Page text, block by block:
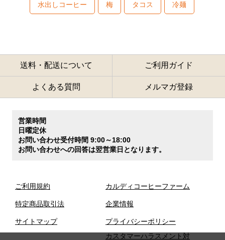
水出しコーヒー 梅 タコス 冷麺
送料・配送について ご利用ガイド
よくある質問 メルマガ登録
営業時間
日曜定休
お問い合わせ受付時間 9:00～18:00
お問い合わせへの回答は翌営業日となります。
ご利用規約
特定商品取引法
サイトマップ
カルディコーヒーファーム
企業情報
プライバシーポリシー
カスタマーハラスメント対